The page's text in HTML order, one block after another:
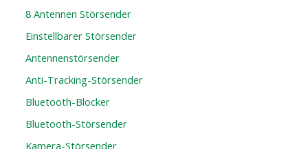
8 Antennen Störsender
Einstellbarer Störsender
Antennenstörsender
Anti-Tracking-Störsender
Bluetooth-Blocker
Bluetooth-Störsender
Kamera-Störsender